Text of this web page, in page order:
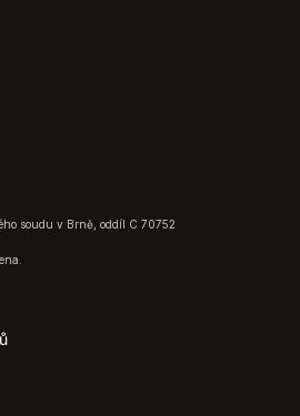
soudu v Brně, oddíl C 70752